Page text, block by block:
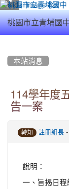
桃園市立青埔國
本站消息
114學年度
告一案
轉知 註冊組長 -
說明：
一、旨揭日